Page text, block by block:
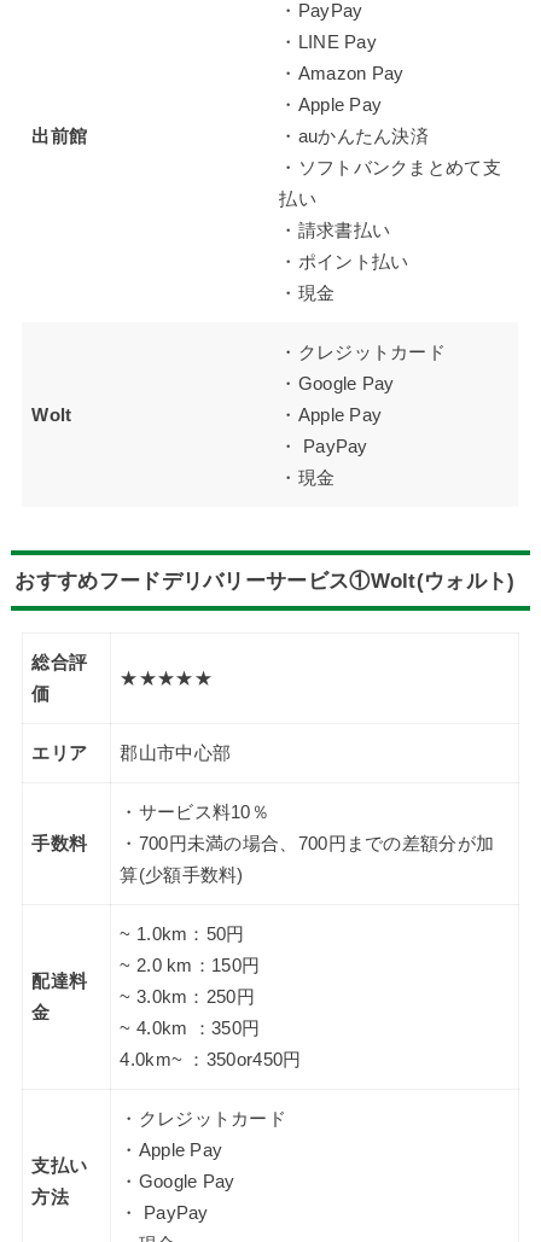
出前館
・PayPay
・LINE Pay
・Amazon Pay
・Apple Pay
・auかんたん決済
・ソフトバンクまとめて支
払い
・請求書払い
・ポイント払い
・現金
Wolt
・クレジットカード
・Google Pay
・Apple Pay
・ PayPay
・現金
おすすめフードデリバリーサービス①Wolt(ウォルト)
総合評
価
★★★★★
エリア 郡山市中心部
手数料
・サービス料10％
・700円未満の場合、700円までの差額分が加
算(少額手数料)
配達料
金
~ 1.0km：50円
~ 2.0 km：150円
~ 3.0km：250円
~ 4.0km ：350円
4.0km~ ：350or450円
支払い
方法
・クレジットカード
・Apple Pay
・Google Pay
・ PayPay